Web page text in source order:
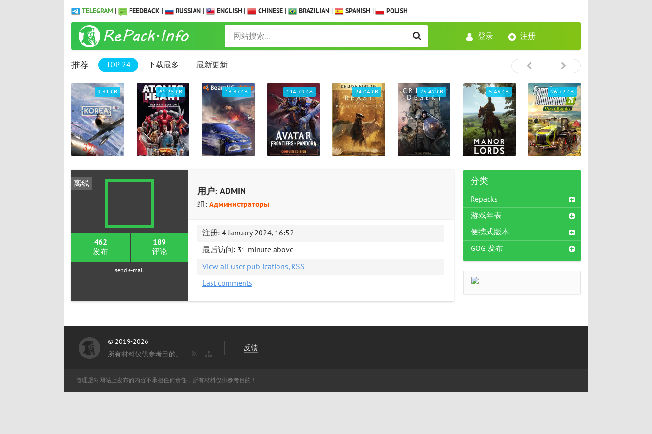
TELEGRAM | FEEDBACK | RUSSIAN | ENGLISH | CHINESE | BRAZILIAN | SPANISH | POLISH
登录 注册
推荐 TOP 24 下载最多 最新更新
61.25 GB 13.37 GB 114.79 GB 24.04 GB 75.42 GB 5.45 GB 26.72 GB 65.33 GB
离线
462
发布
189
评论
send e-mail
用户: ADMIN
组: Администраторы
注册: 4 January 2024, 16:52
最后访问: 31 minute above
View all user publications, RSS
Last comments
分类
Repacks
游戏年表
便携式版本
GOG 发布
© 2019-2026
所有材料仅供参考目的。
反馈
管理层对网站上发布的内容不承担任何责任，所有材料仅供参考目的！